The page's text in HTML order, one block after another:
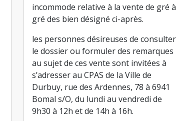
incommode relative à la vente de gré à
gré des bien désigné ci-après.
les personnes désireuses de consulter
le dossier ou formuler des remarques
au sujet de ces vente sont invitées à
s’adresser au CPAS de la Ville de
Durbuy, rue des Ardennes, 78 à 6941
Bomal s/O, du lundi au vendredi de
9h30 à 12h et de 14h à 16h.